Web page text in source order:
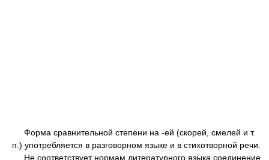
Форма сравнительной степени на -ей (скорей, смелей и т.
п.) употребляется в разговорном языке и в стихотворной речи.
Не соответствует нормам литературного языка соединение